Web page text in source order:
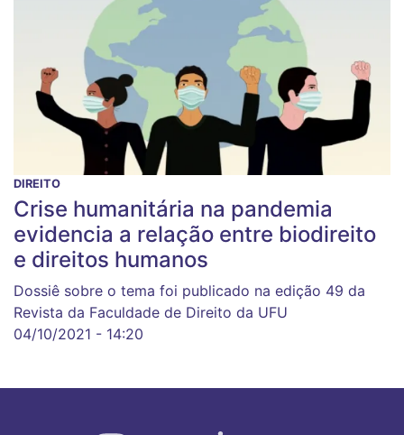
DIREITO
Crise humanitária na pandemia
evidencia a relação entre biodireito
e direitos humanos
Dossiê sobre o tema foi publicado na edição 49 da
Revista da Faculdade de Direito da UFU
04/10/2021 - 14:20